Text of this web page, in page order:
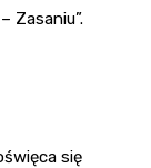
Zasaniu”.
się